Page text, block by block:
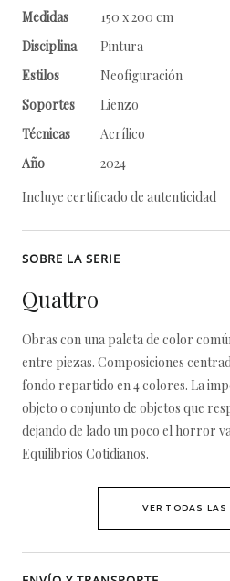
Medidas
150 x 200 cm
Disciplina
Pintura
Estilos
Neofiguración
Soportes
Lienzo
Técnicas
Acrílico
Año
2024
Incluye certificado de autenticidad
SOBRE LA SERIE
Quattro
Obras con una paleta de color
entre piezas. Composiciones
fondo repartido en 4 colores. La
objeto o conjunto de objetos que
dejando de lado un poco el horror
Equilibrios Cotidianos.
VER TODAS LAS